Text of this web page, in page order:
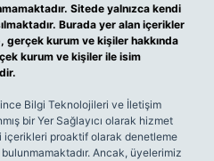
Sitede yalnızca kendi
Burada yer alan içerikler
gerçek kurum ve kişiler hakkında
kurum ve kişiler ile isim
Bilgi Teknolojileri ve İletişim
bir Yer Sağlayıcı olarak hizmet
içerikleri proaktif olarak denetleme
Ancak, üyelerimiz